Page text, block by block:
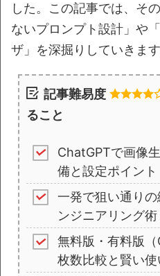
した。この記事では、そ
ないプロンプト設計」や
ザ」を深掘りしていきます
記事難易度
ること
ChatGPTで画像
備と設定ポイント
一発で狙い通り
ンジニアリング術
無料版・有料版
枚数比較と賢い使